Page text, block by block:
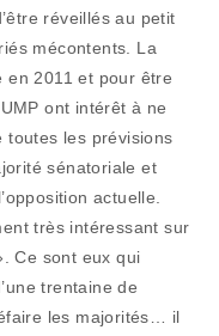
réveillés au petit
mécontents. La
en 2011 et pour être
ont intérêt à ne
toutes les prévisions
sénatoriale et
actuelle.
très intéressant sur
Ce sont eux qui
trentaine de
les majorités… il